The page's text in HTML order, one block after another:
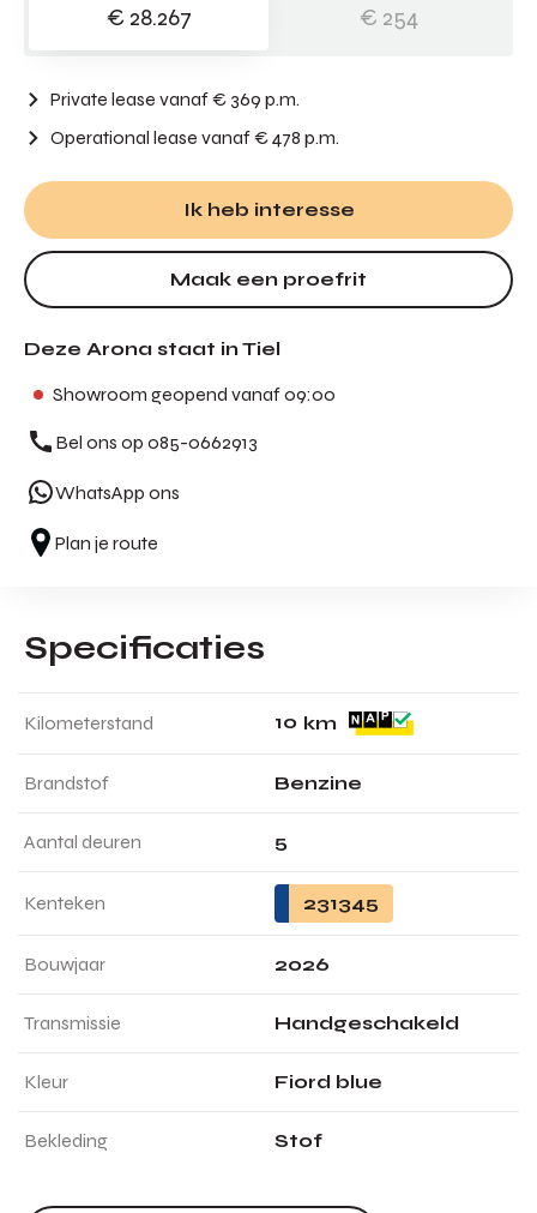
€ 28.267 € 254
Private lease vanaf € 369 p.m.
Operational lease
vanaf € 478 p.m.
Ik heb interesse
Maak een proefrit
Deze Arona staat in Tiel
Showroom geopend vanaf 09:00
Bel ons op 085-0662913
WhatsApp ons
Plan je route
Specificaties
Kilometerstand 10 km
Brandstof Benzine
Aantal deuren 5
Kenteken 231345
Bouwjaar 2026
Transmissie Handgeschakeld
Kleur Fiord blue
Bekleding Stof